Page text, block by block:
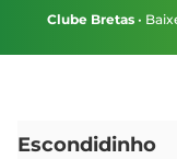
Clube Bretas •
Escondidinho